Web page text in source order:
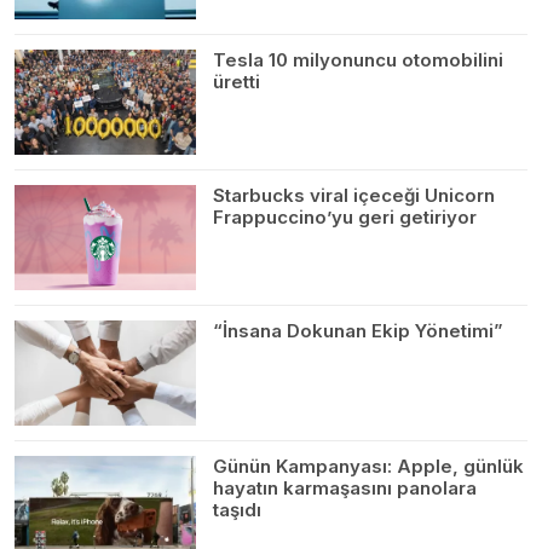
Tesla 10 milyonuncu otomobilini
üretti
Starbucks viral içeceği Unicorn
Frappuccino’yu geri getiriyor
“İnsana Dokunan Ekip Yönetimi”
Günün Kampanyası: Apple, günlük
hayatın karmaşasını panolara
taşıdı